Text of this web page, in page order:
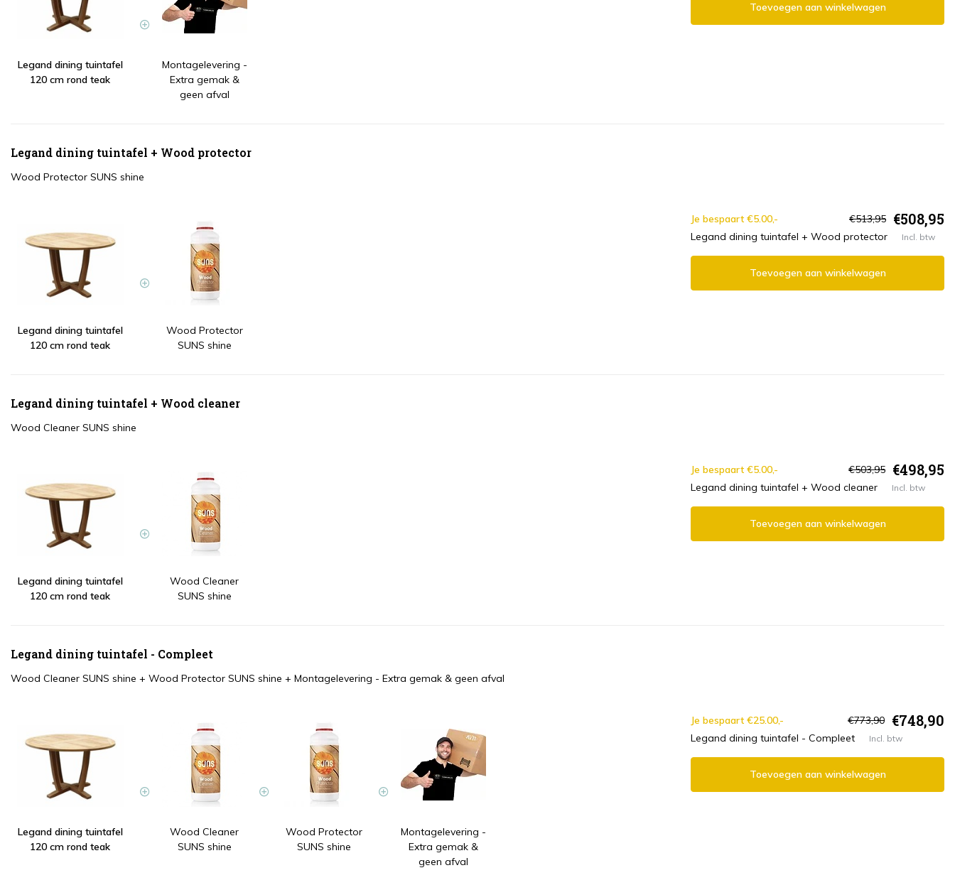
Legand dining tuintafel
120 cm rond teak
Montagelevering -
Extra gemak &
geen afval
Toevoegen aan winkelwagen
Legand dining tuintafel + Wood protector
Wood Protector SUNS shine
Legand dining tuintafel
120 cm rond teak
Wood Protector
SUNS shine
Je bespaart €5.00,- €513,95 €508,95
Legand dining tuintafel + Wood protector Incl. btw
Toevoegen aan winkelwagen
Legand dining tuintafel + Wood cleaner
Wood Cleaner SUNS shine
Legand dining tuintafel
120 cm rond teak
Wood Cleaner
SUNS shine
Je bespaart €5.00,- €503,95 €498,95
Legand dining tuintafel + Wood cleaner Incl. btw
Toevoegen aan winkelwagen
Legand dining tuintafel - Compleet
Wood Cleaner SUNS shine + Wood Protector SUNS shine + Montagelevering - Extra gemak & geen afval
Legand dining tuintafel
120 cm rond teak
Wood Cleaner
SUNS shine
Wood Protector
SUNS shine
Montagelevering -
Extra gemak &
geen afval
Je bespaart €25.00,- €773,90 €748,90
Legand dining tuintafel - Compleet Incl. btw
Toevoegen aan winkelwagen